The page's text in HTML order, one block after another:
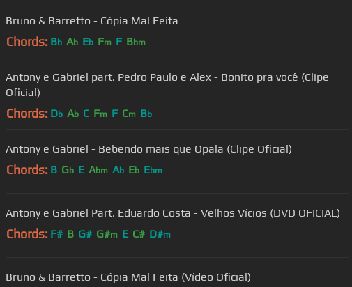
Bruno & Barretto - Cópia Mal Feita
Chords: Bb Ab Eb Fm F Bbm
Antony e Gabriel part. Pedro Paulo e Alex - Bonito pra você (Clipe
Oficial)
Chords: Db Ab C Fm F Cm Bb
Antony e Gabriel - Bebendo mais que Opala (Clipe Oficial)
Chords: B Gb E Abm Ab Eb Ebm
Antony e Gabriel Part. Eduardo Costa - Velhos Vícios (DVD OFICIAL)
Chords: F# B G# G#m E C# D#m
Bruno & Barretto - Cópia Mal Feita (Vídeo Oficial)